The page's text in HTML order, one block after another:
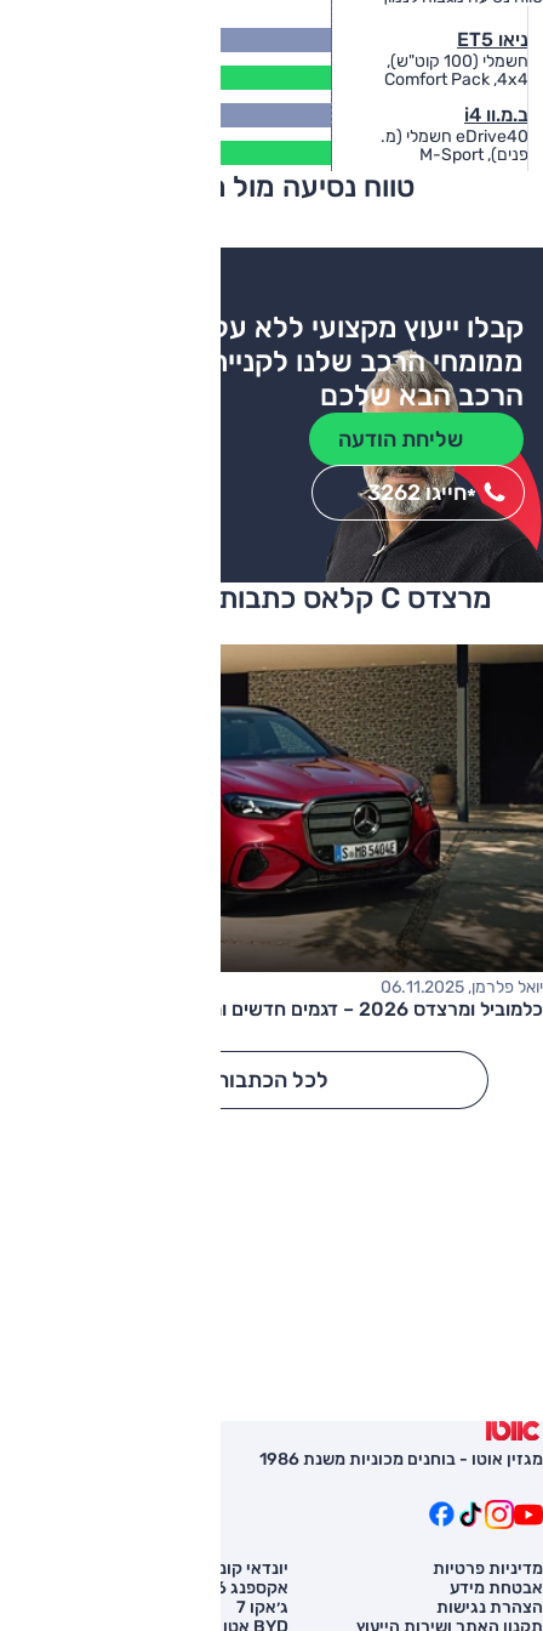
ניאו ET5
חשמלי (100 קוט"ש),
Comfort Pack ,4x4
ב.מ.וו i4
eDrive40 חשמלי (מ.
פנים), M-Sport
טווח נסיעה מול מתחרים
קבלו ייעוץ מקצועי ללא עלות
ממומחי הרכב שלנו לקניית
הרכב הבא שלכם
שליחת הודעה
חייגו 3262*
מרצדס C קלאס כתבות ומבחני דרכים
יואל פלרמן, 06.11.2025
כלמוביל ומרצדס 2026 – דגמים חדשים ומחודשים, תמחור חדש
לכל הכתבות
מגזין אוטו - בוחנים מכוניות משנת 1986
מדיניות פרטיות
אבטחת מידע
הצהרת נגישות
יונדאי קונה
אקספנג G6
ג׳אקו 7